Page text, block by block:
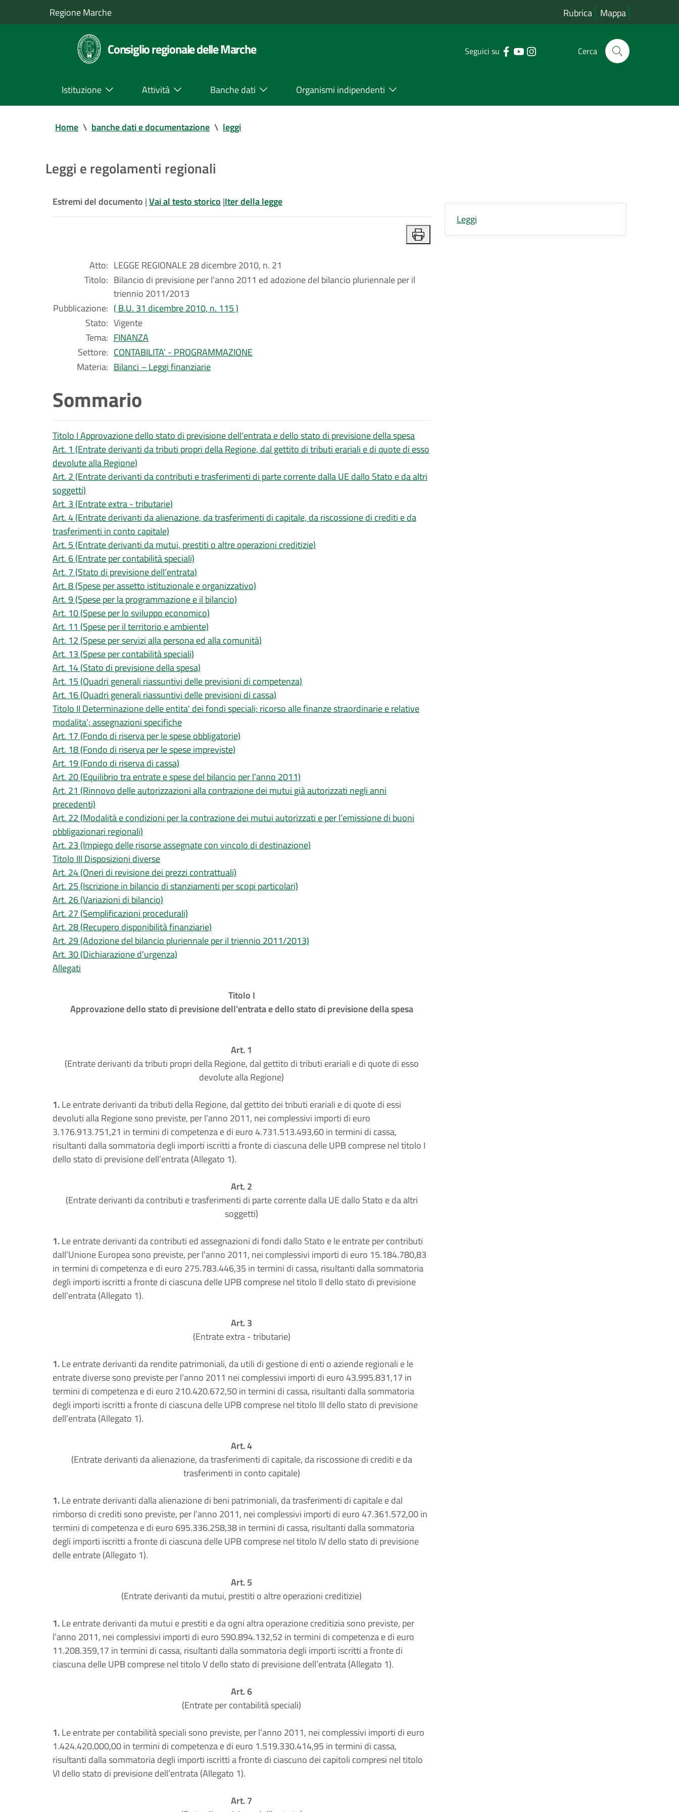
Regione Marche Rubrica Mappa
Consiglio regionale delle Marche Seguici su Cerca
Istituzione Attività Banche dati Organismi indipendenti
Home \ banche dati e documentazione \ leggi
Leggi e regolamenti regionali
Estremi del documento |Vai al testo storico |Iter della legge
Atto: LEGGE REGIONALE 28 dicembre 2010, n. 21
Titolo: Bilancio di previsione per l'anno 2011 ed adozione del bilancio pluriennale per il
triennio 2011/2013
Pubblicazione: ( B.U. 31 dicembre 2010, n. 115 )
Stato: Vigente
Tema: FINANZA
Settore: CONTABILITA’ - PROGRAMMAZIONE
Materia: Bilanci – Leggi finanziarie
Sommario
Titolo I Approvazione dello stato di previsione dell'entrata e dello stato di previsione della spesa
Art. 1 (Entrate derivanti da tributi propri della Regione, dal gettito di tributi erariali e di quote di esso
devolute alla Regione)
Art. 2 (Entrate derivanti da contributi e trasferimenti di parte corrente dalla UE dallo Stato e da altri
soggetti)
Art. 3 (Entrate extra - tributarie)
Art. 4 (Entrate derivanti da alienazione, da trasferimenti di capitale, da riscossione di crediti e da
trasferimenti in conto capitale)
Art. 5 (Entrate derivanti da mutui, prestiti o altre operazioni creditizie)
Art. 6 (Entrate per contabilità speciali)
Art. 7 (Stato di previsione dell’entrata)
Art. 8 (Spese per assetto istituzionale e organizzativo)
Art. 9 (Spese per la programmazione e il bilancio)
Art. 10 (Spese per lo sviluppo economico)
Art. 11 (Spese per il territorio e ambiente)
Art. 12 (Spese per servizi alla persona ed alla comunità)
Art. 13 (Spese per contabilità speciali)
Art. 14 (Stato di previsione della spesa)
Art. 15 (Quadri generali riassuntivi delle previsioni di competenza)
Art. 16 (Quadri generali riassuntivi delle previsioni di cassa)
Titolo II Determinazione delle entita' dei fondi speciali; ricorso alle finanze straordinarie e relative
modalita'; assegnazioni specifiche
Art. 17 (Fondo di riserva per le spese obbligatorie)
Art. 18 (Fondo di riserva per le spese impreviste)
Art. 19 (Fondo di riserva di cassa)
Art. 20 (Equilibrio tra entrate e spese del bilancio per l’anno 2011)
Art. 21 (Rinnovo delle autorizzazioni alla contrazione dei mutui già autorizzati negli anni
precedenti)
Art. 22 (Modalità e condizioni per la contrazione dei mutui autorizzati e per l’emissione di buoni
obbligazionari regionali)
Art. 23 (Impiego delle risorse assegnate con vincolo di destinazione)
Titolo III Disposizioni diverse
Art. 24 (Oneri di revisione dei prezzi contrattuali)
Art. 25 (Iscrizione in bilancio di stanziamenti per scopi particolari)
Art. 26 (Variazioni di bilancio)
Art. 27 (Semplificazioni procedurali)
Art. 28 (Recupero disponibilità finanziarie)
Art. 29 (Adozione del bilancio pluriennale per il triennio 2011/2013)
Art. 30 (Dichiarazione d’urgenza)
Allegati
Titolo I
Approvazione dello stato di previsione dell'entrata e dello stato di previsione della spesa
Art. 1
(Entrate derivanti da tributi propri della Regione, dal gettito di tributi erariali e di quote di esso
devolute alla Regione)
1.Le entrate derivanti da tributi della Regione, dal gettito dei tributi erariali e di quote di essi
devoluti alla Regione sono previste, per l’anno 2011, nei complessivi importi di euro
3.176.913.751,21 in termini di competenza e di euro 4.731.513.493,60 in termini di cassa,
risultanti dalla sommatoria degli importi iscritti a fronte di ciascuna delle UPB comprese nel titolo I
dello stato di previsione dell’entrata (Allegato 1).
Art. 2
(Entrate derivanti da contributi e trasferimenti di parte corrente dalla UE dallo Stato e da altri
soggetti)
1.Le entrate derivanti da contributi ed assegnazioni di fondi dallo Stato e le entrate per contributi
dall’Unione Europea sono previste, per l’anno 2011, nei complessivi importi di euro 15.184.780,83
in termini di competenza e di euro 275.783.446,35 in termini di cassa, risultanti dalla sommatoria
degli importi iscritti a fronte di ciascuna delle UPB comprese nel titolo Il dello stato di previsione
dell’entrata (Allegato 1).
Art. 3
(Entrate extra - tributarie)
1.Le entrate derivanti da rendite patrimoniali, da utili di gestione di enti o aziende regionali e le
entrate diverse sono previste per l’anno 2011 nei complessivi importi di euro 43.995.831,17 in
termini di competenza e di euro 210.420.672,50 in termini di cassa, risultanti dalla sommatoria
degli importi iscritti a fronte di ciascuna delle UPB comprese nel titolo III dello stato di previsione
dell’entrata (Allegato 1).
Art. 4
(Entrate derivanti da alienazione, da trasferimenti di capitale, da riscossione di crediti e da
trasferimenti in conto capitale)
1.Le entrate derivanti dalla alienazione di beni patrimoniali, da trasferimenti di capitale e dal
rimborso di crediti sono previste, per l’anno 2011, nei complessivi importi di euro 47.361.572,00 in
termini di competenza e di euro 695.336.258,38 in termini di cassa, risultanti dalla sommatoria
degli importi iscritti a fronte di ciascuna delle UPB comprese nel titolo IV dello stato di previsione
delle entrate (Allegato 1).
Art. 5
(Entrate derivanti da mutui, prestiti o altre operazioni creditizie)
1.Le entrate derivanti da mutui e prestiti e da ogni altra operazione creditizia sono previste, per
l’anno 2011, nei complessivi importi di euro 590.894.132,52 in termini di competenza e di euro
11.208.359,17 in termini di cassa, risultanti dalla sommatoria degli importi iscritti a fronte di
ciascuna delle UPB comprese nel titolo V dello stato di previsione dell’entrata (Allegato 1).
Art. 6
(Entrate per contabilità speciali)
1.Le entrate per contabilità speciali sono previste, per l’anno 2011, nei complessivi importi di euro
1.424.420.000,00 in termini di competenza e di euro 1.519.330.414,95 in termini di cassa,
risultanti dalla sommatoria degli importi iscritti a fronte di ciascuno dei capitoli compresi nel titolo
VI dello stato di previsione dell’entrata (Allegato 1).
Art. 7
Leggi